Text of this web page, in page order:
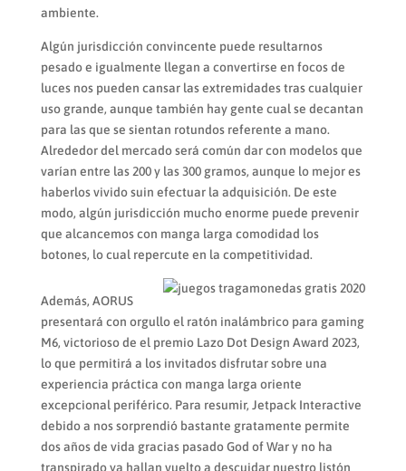
ambiente.
Algún jurisdicción convincente puede resultarnos
pesado e igualmente llegan a convertirse en focos de
luces nos pueden cansar las extremidades tras cualquier
uso grande, aunque también hay gente cual se decantan
para las que se sientan rotundos referente a mano.
Alrededor del mercado será común dar con modelos que
varían entre las 200 y las 300 gramos, aunque lo mejor es
haberlos vivido suin efectuar la adquisición. De este
modo, algún jurisdicción mucho enorme puede prevenir
que alcancemos con manga larga comodidad los
botones, lo cual repercute en la competitividad.
Además, AORUS
presentará con orgullo el ratón inalámbrico para gaming
M6, victorioso de el premio Lazo Dot Design Award 2023,
lo que permitirá a los invitados disfrutar sobre una
experiencia práctica con manga larga oriente
excepcional periférico. Para resumir, Jetpack Interactive
debido a nos sorprendió bastante gratamente permite
dos años de vida gracias pasado God of War y no ha
transpirado ya hallan vuelto a descuidar nuestro listón